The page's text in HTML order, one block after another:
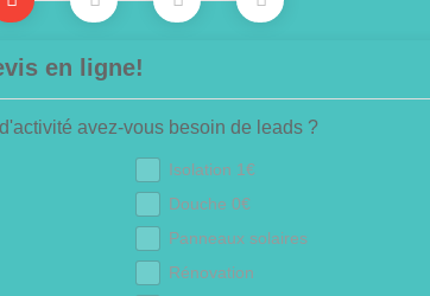
en ligne!
avez-vous besoin de leads ?
Isolation 1€
Douche 0€
Panneaux solaires
Rénovation